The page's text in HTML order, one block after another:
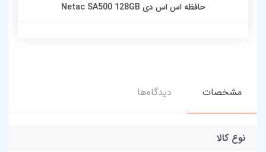
حافظه اس اس دی Netac SA500 128GB
مشخصات دیدگاه‌ها
نوع کالا